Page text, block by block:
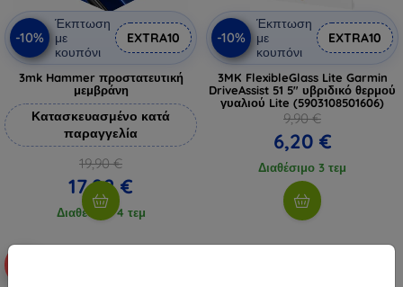
-10%
Έκπτωση
με
κουπόνι
EXTRA10
3mk Hammer προστατευτική
μεμβράνη
Κατασκευασμένο κατά
παραγγελία
19,90 €
17,92 €
Διαθέσιμο 4 τεμ
-10%
Έκπτωση
με
κουπόνι
EXTRA10
3MK FlexibleGlass Lite Garmin
DriveAssist 51 5" υβριδικό θερμού
γυαλιού Lite (5903108501606)
9,90 €
6,20 €
Διαθέσιμο 3 τεμ